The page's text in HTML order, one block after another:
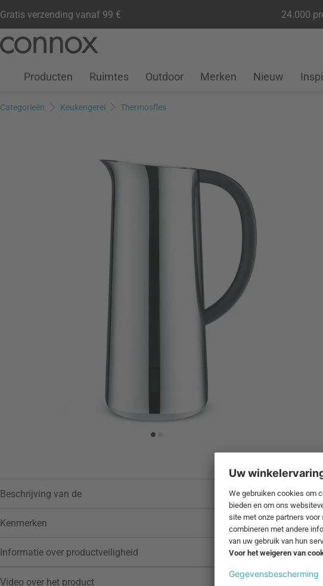
Gratis verzending vanaf 99 € 24.000
pagina-
zoeken
Klantenaccount
Verlanglijstje
Warenkorb
Producten Ruimtes Outdoor Merken Nieuw
Categorieën Keukengerei Thermosfles
Beschrijving van de
Kenmerken
Informatie over productveiligheid
Video over het product